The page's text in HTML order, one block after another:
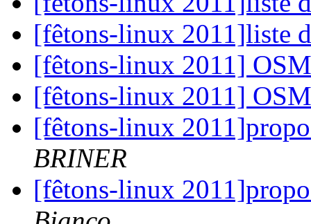
[fêtons-linux 2011]liste
[fêtons-linux 2011]
[fêtons-linux 2011]
[fêtons-linux
BRINER
[fêtons-linux